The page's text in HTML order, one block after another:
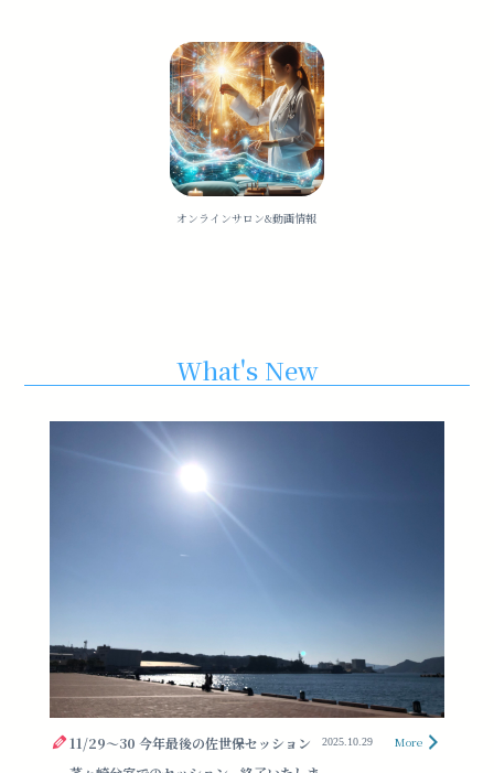
オンラインサロン&動画情報
What's New
11/29〜30 今年最後の佐世保セッション 2025.10.29 More